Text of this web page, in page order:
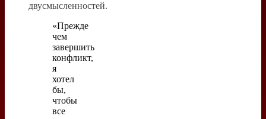
двусмысленностей.
«Прежде
чем
завершить
конфликт,
я
хотел
бы,
чтобы
все